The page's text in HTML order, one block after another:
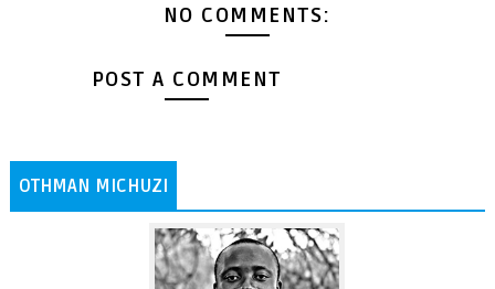
NO COMMENTS:
POST A COMMENT
OTHMAN MICHUZI